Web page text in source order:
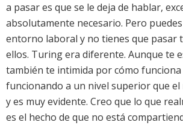
a pasar es que se le deja de hablar,
absolutamente necesario. Pero
entorno laboral y no tienes que pasar
ellos. Turing era diferente. Aunque te
también te intimida por cómo funciona
funcionando a un nivel superior que
y es muy evidente. Creo que lo que
es el hecho de que no está